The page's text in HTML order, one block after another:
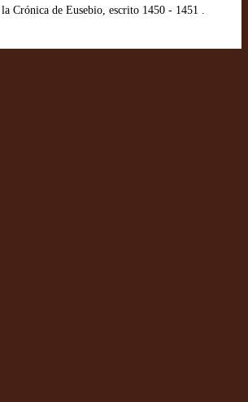
Crónica de Eusebio, escrito 1450 - 1451 .